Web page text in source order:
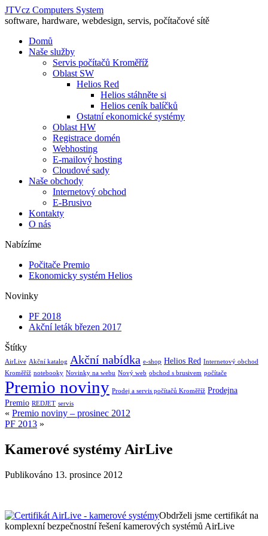
JTVcz Computers System
software, hardware, webdesign, servis, počítačové sítě
Domů
Naše služby
Servis počítačů Kroměříž
Oblast SW
Helios Red
Helios stáhněte si
Helios ceník balíčků
Ostatní ekonomické systémy
Oblast HW
Registrace domén
Webhosting
E-mailový hosting
Cloudové sady
Naše obchody
Internetový obchod
E-Brusivo
Kontakty
O nás
Nabízíme
Počitače Premio
Ekonomicky systém Helios
Novinky
PF 2018
Akční leták březen 2017
Štítky
AirLive Akční katalog Akční nabídka e-shop Helios Red Internetový obchod
Kroměříž notebooky Novinky na webu Nový web obchod s brusivem počítače
Premio noviny Prodej a servis počítačů Kroměříž Prodejna
Premio REDJET servis
« Premio noviny – prosinec 2012
PF 2013 »
Kamerové systémy AirLive
Publikováno 13. prosince 2012
Obdrželi jsme certifikát na
komplexní bezpečnostní řešení kamerových systémů AirLive